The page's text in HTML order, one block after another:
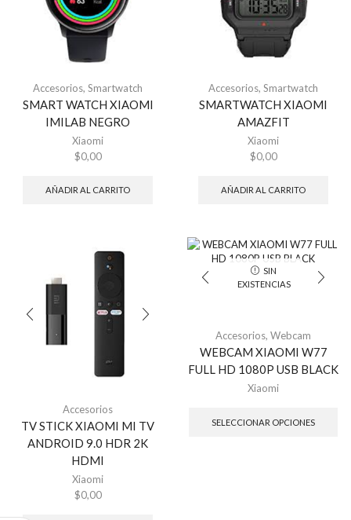
Accesorios, Smartwatch
SMART WATCH XIAOMI
IMILAB NEGRO
Xiaomi
$0,00
AÑADIR AL CARRITO
Accesorios, Smartwatch
SMARTWATCH XIAOMI
AMAZFIT
Xiaomi
$0,00
AÑADIR AL CARRITO
Accesorios
TV STICK XIAOMI MI TV
ANDROID 9.0 HDR 2K
HDMI
Xiaomi
$0,00
SIN
EXISTENCIAS
Accesorios, Webcam
WEBCAM XIAOMI W77
FULL HD 1080P USB BLACK
Xiaomi
SELECCIONAR OPCIONES